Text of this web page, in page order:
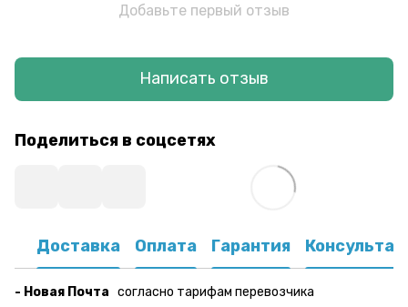
Добавьте первый отзыв
Написать отзыв
Поделиться в соцсетях
Доставка Оплата Гарантия
- Новая Почта согласно тарифам перевозчика